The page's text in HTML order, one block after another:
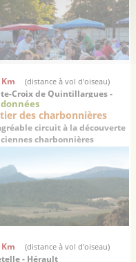
(distance à vol d'oiseau)
Croix de Quintillargues -
des charbonnières
circuit à la découverte
charbonnières
(distance à vol d'oiseau)
- Hérault